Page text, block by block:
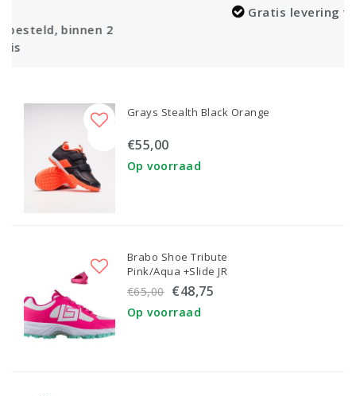
Gratis levering vanaf €100,-
Grays Stealth Black Orange
€55,00
Op voorraad
Brabo Shoe Tribute
Pink/Aqua +Slide JR
€65,00 €48,75
Op voorraad